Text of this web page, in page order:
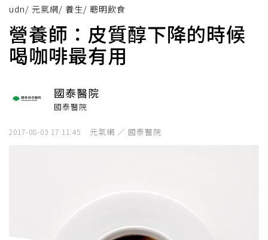
udn/ 元氣網/ 養生/ 聰明飲食
營養師：皮質醇下降的時候
喝咖啡最有用
國泰醫院
國泰醫院
2017-08-03 17:11:45 元氣網 ／ 國泰醫院